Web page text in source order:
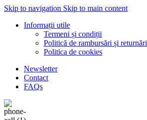
Skip to navigation Skip to main content
Informații utile
Termeni și condiții
Politică de rambursări și returnări
Politica de cookies
Newsletter
Contact
FAQs